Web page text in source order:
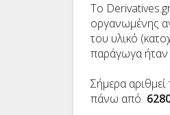
Το
οργανωμένης
του υλικό
παράγωγα ήταν
Σήμερα
πάνω από